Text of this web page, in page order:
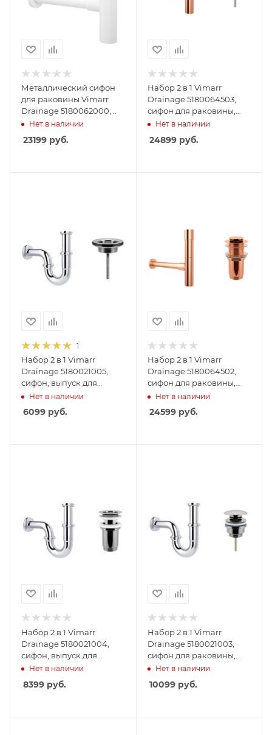
Металлический сифон
для раковины Vimarr
Drainage 5180062000,
матовый белый
Нет в наличии
23199 руб.
Набор 2 в 1 Vimarr
Drainage 5180064503,
сифон для раковины,
донный клапан
универсальный, розовое
золото
Нет в наличии
24899руб.
1
Набор 2 в 1 Vimarr
Drainage 5180021005,
сифон, выпуск для
раковины
универсальный, хром
Нет в наличии
6099 руб.
Набор 2 в 1 Vimarr
Drainage 5180064502,
сифон для раковины,
донный клапан без
перелива, розовое
золото
Нет в наличии
24599руб.
Набор 2 в 1 Vimarr
Drainage 5180021004,
сифон, выпуск для
раковины, хром
Нет в наличии
8399 руб.
Набор 2 в 1 Vimarr
Drainage 5180021003,
сифон для раковины,
донный клапан
универсальный, хром
Нет в наличии
10099руб.